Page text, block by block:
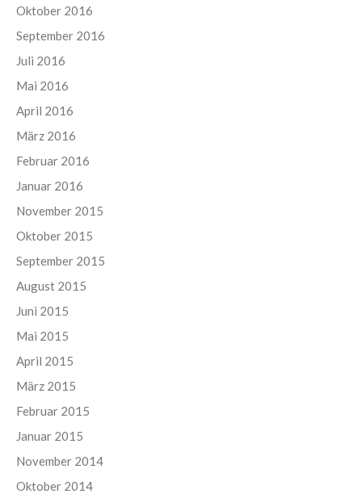
Oktober 2016
September 2016
Juli 2016
Mai 2016
April 2016
März 2016
Februar 2016
Januar 2016
November 2015
Oktober 2015
September 2015
August 2015
Juni 2015
Mai 2015
April 2015
März 2015
Februar 2015
Januar 2015
November 2014
Oktober 2014